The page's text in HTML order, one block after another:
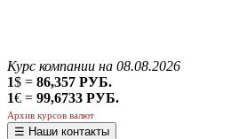
Курс компании на 08.08.2026
1$ = 86,357 РУБ.
1€ = 99,6733 РУБ.
Архив курсов валют
☰ Наши контакты